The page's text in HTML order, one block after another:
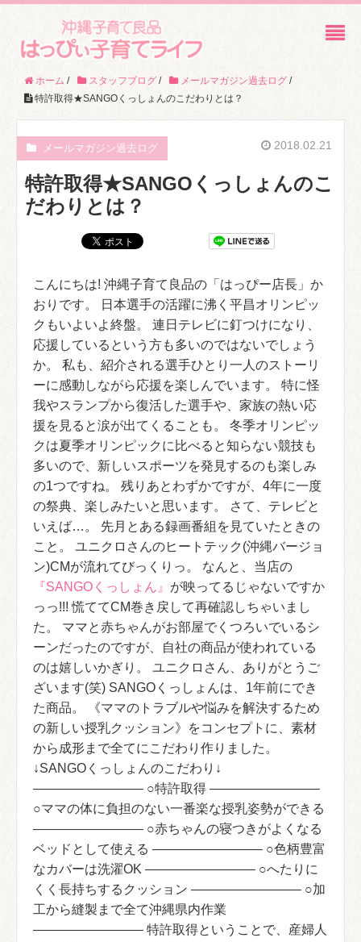
ホーム / スタッフブログ / メールマガジン過去ログ /
特許取得★SANGOくっしょんのこだわりとは？
メールマガジン過去ログ 2018.02.21
特許取得★SANGOくっしょんのこ
だわりとは？
こんにちは! 沖縄子育て良品の「はっぴー店長」か
おりです。 日本選手の活躍に沸く平昌オリンピッ
クもいよいよ終盤。 連日テレビに釘つけになり、
応援しているという方も多いのではないでしょう
か。 私も、紹介される選手ひとり一人のストーリ
ーに感動しながら応援を楽しんでいます。 特に怪
我やスランプから復活した選手や、家族の熱い応
援を見ると涙が出てくることも。 冬季オリンピッ
クは夏季オリンピックに比べると知らない競技も
多いので、新しいスポーツを発見するのも楽しみ
の1つですね。 残りあとわずかですが、4年に一度
の祭典、楽しみたいと思います。 さて、テレビと
いえば…。 先月とある録画番組を見ていたときの
こと。 ユニクロさんのヒートテック(沖縄バージョ
ン)CMが流れてびっくりっ。 なんと、当店の
『SANGOくっしょん』 が映ってるじゃないですか
っっ!!! 慌ててCM巻き戻して再確認しちゃいまし
た。 ママと赤ちゃんがお部屋でくつろいでいるシ
ーンだったのですが、自社の商品が使われている
のは嬉しいかぎり。 ユニクロさん、ありがとうご
ざいます(笑) SANGOくっしょんは、1年前にでき
た商品。 《ママのトラブルや悩みを解決するため
の新しい授乳クッション》をコンセプトに、素材
から成形まで全てにこだわり作りました。
↓SANGOくっしょんのこだわり↓
————————– ○特許取得 ————————–
○ママの体に負担のない一番楽な授乳姿勢ができる
————————– ○赤ちゃんの寝つきがよくなる
ベッドとして使える ————————– ○色柄豊富
なカバーは洗濯OK ————————– ○へたりに
くく長持ちするクッション ————————– ○加
工から縫製まで全て沖縄県内作業
————————– 特許取得ということで、産婦人